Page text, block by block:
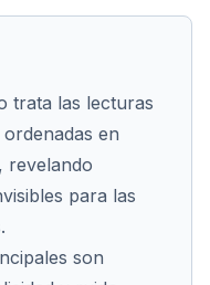
trata las lecturas
en
revelando
para las
son